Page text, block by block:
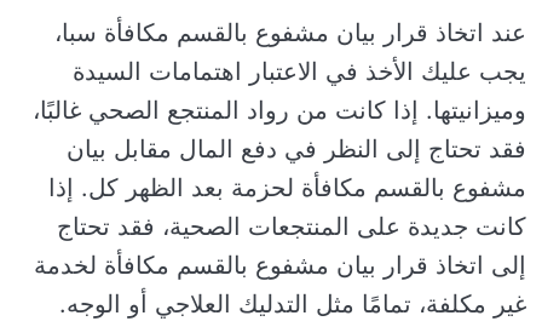
عند اتخاذ قرار بيان مشفوع بالقسم مكافأة سبا،
يجب عليك الأخذ في الاعتبار اهتمامات السيدة
وميزانيتها. إذا كانت من رواد المنتجع الصحي غالبًا،
فقد تحتاج إلى النظر في دفع المال مقابل بيان
مشفوع بالقسم مكافأة لحزمة بعد الظهر كل. إذا
كانت جديدة على المنتجعات الصحية، فقد تحتاج
إلى اتخاذ قرار بيان مشفوع بالقسم مكافأة لخدمة
غير مكلفة، تمامًا مثل التدليك العلاجي أو الوجه.